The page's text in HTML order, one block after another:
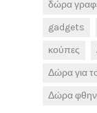
δώρα
gadgets
κούπες
Δώρα για
Δώρα